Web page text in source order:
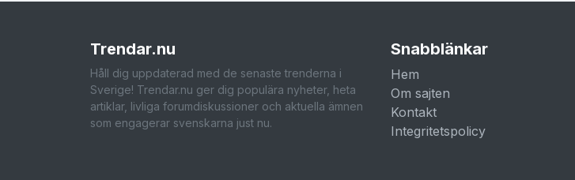
Trendar.nu
Håll dig uppdaterad med de senaste trenderna i
Sverige! Trendar.nu ger dig populära nyheter, heta
artiklar, livliga forumdiskussioner och aktuella ämnen
som engagerar svenskarna just nu.
Snabblänkar
Hem
Om sajten
Kontakt
Integritetspolicy